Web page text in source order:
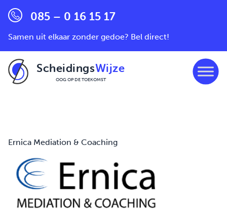
085 – 0 16 15 17
Samen uit elkaar zonder gedoe? Bel direct!
ScheidingsWijze
OOG OP DE TOEKOMST
Ernica Mediation & Coaching